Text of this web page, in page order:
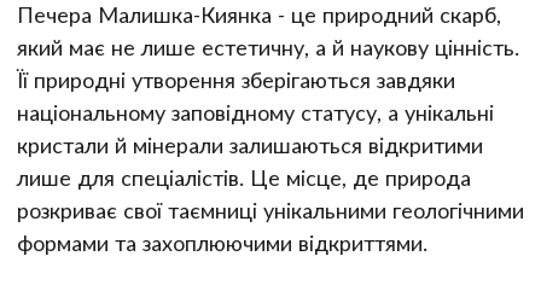
Печера Малишка-Киянка - це природний скарб,
який має не лише естетичну, а й наукову цінність.
Її природні утворення зберігаються завдяки
національному заповідному статусу, а унікальні
кристали й мінерали залишаються відкритими
лише для спеціалістів. Це місце, де природа
розкриває свої таємниці унікальними геологічними
формами та захоплюючими відкриттями.